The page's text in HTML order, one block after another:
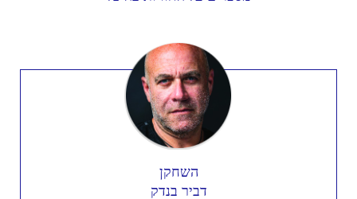
השחקן
דביר בנדק